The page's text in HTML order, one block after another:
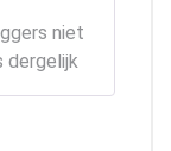
niet
dergelijk